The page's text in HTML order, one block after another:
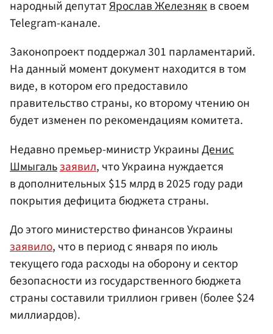
народный депутатЯрослав Железнякв своем
Telegram-канале.
Законопроект поддержал 301 парламентарий.
На данный момент документ находится в том
виде, в котором его предоставило
правительство страны, ко второму чтению он
будет изменен по рекомендациям комитета.
Недавно премьер-министр УкраиныДенис
Шмыгальзаявил, что Украина нуждается
в дополнительных $15 млрд в 2025 году ради
покрытия дефицита бюджета страны.
До этого министерство финансов Украины
заявило, что в период с января по июль
текущего года расходы на оборону и сектор
безопасности из государственного бюджета
страны составили триллион гривен (более $24
миллиардов).